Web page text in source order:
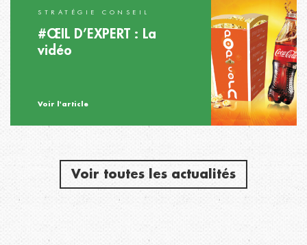
STRATÉGIE CONSEIL
#ŒIL D’EXPERT : La
vidéo
Voir l'article
Voir toutes les actualités